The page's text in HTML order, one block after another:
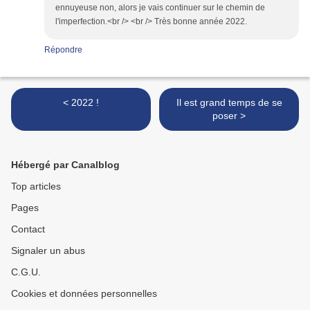
ennuyeuse non, alors je vais continuer sur le chemin de
l'imperfection.<br /> <br /> Très bonne année 2022.
Répondre
< 2022 !
Il est grand temps de se
poser >
Hébergé par Canalblog
Top articles
Pages
Contact
Signaler un abus
C.G.U.
Cookies et données personnelles